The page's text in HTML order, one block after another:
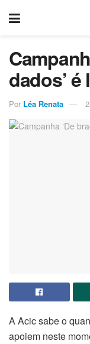
dados’
Por Léa Renata
A Acic sabe o
apoiem neste